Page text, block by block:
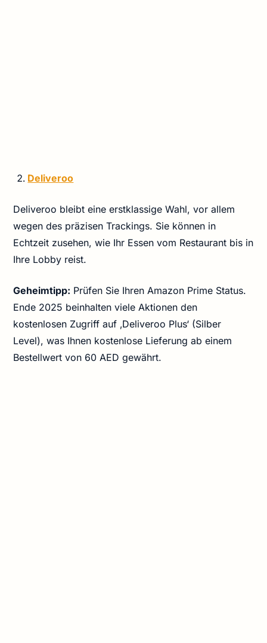
Deliveroo
Deliveroo bleibt eine erstklassige Wahl, vor allem
wegen des präzisen Trackings. Sie können in
Echtzeit zusehen, wie Ihr Essen vom Restaurant bis in
Ihre Lobby reist.
Geheimtipp: Prüfen Sie Ihren Amazon Prime Status.
Ende 2025 beinhalten viele Aktionen den
kostenlosen Zugriff auf ‚Deliveroo Plus‘ (Silber
Level), was Ihnen kostenlose Lieferung ab einem
Bestellwert von 60 AED gewährt.